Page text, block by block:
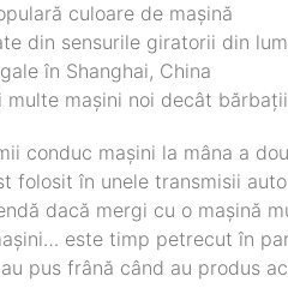
culoare de mașină
din sensurile giratorii din
în Shanghai, China
multe mașini noi decât bărbații
conduc mașini la mâna a
folosit în unele transmisii
dacă mergi cu o mașină
este timp petrecut în
pus frână când au produs